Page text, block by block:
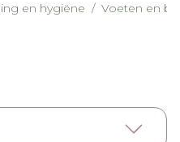
en hygiëne / Voeten en